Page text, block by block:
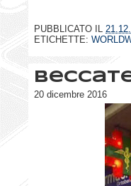
PUBBLICATO IL
ETICHETTE:
20 dicembre 2016